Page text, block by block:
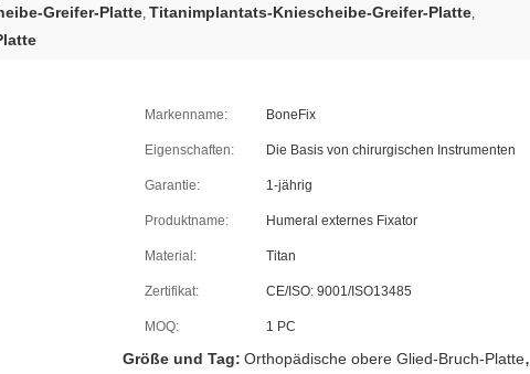
Greifer-Platte, Titanimplantats-Kniescheibe-Greifer-Platte,
Markenname: BoneFix
Eigenschaften: Die Basis von chirurgischen Instrumenten
Garantie: 1-jährig
Produktname: Humeral externes Fixator
Material: Titan
Zertifikat: CE/ISO: 9001/ISO13485
MOQ: 1 PC
Größe und Tag: Orthopädische obere Glied-Bruch-Platte,